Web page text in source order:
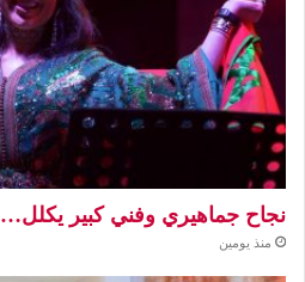
نجاح جماهيري وفني كبير يكلل…
منذ يومين